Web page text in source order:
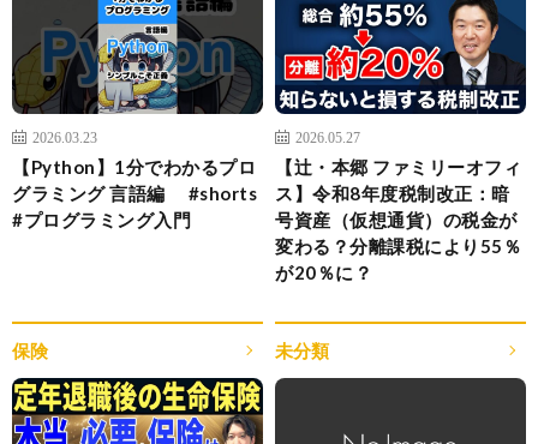
2026.03.23
【Python】1分でわかるプロ
グラミング 言語編 #shorts
#プログラミング入門
2026.05.27
【辻・本郷 ファミリーオフィ
ス】令和8年度税制改正：暗
号資産（仮想通貨）の税金が
変わる？分離課税により55％
が20％に？
保険 未分類